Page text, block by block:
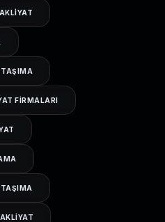
TAŞIMA
FIRMALARI
TAŞIMA